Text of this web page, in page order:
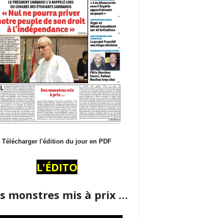
Télécharger l'édition du jour en PDF
L'ÉDITO
monstres mis à prix …